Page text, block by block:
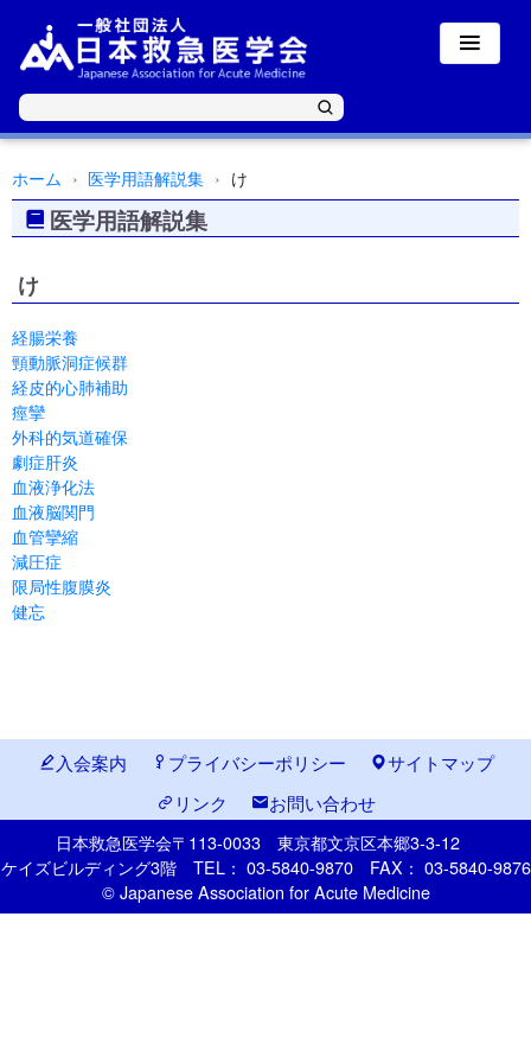
ホーム 医学用語解説集 け
医学用語解説集
け
経腸栄養
頸動脈洞症候群
経皮的心肺補助
痙攣
外科的気道確保
劇症肝炎
血液浄化法
血液脳関門
血管攣縮
減圧症
限局性腹膜炎
健忘
入会案内 プライバシーポリシー
サイトマップ
リンク
お問い合わせ
日本救急医学会〒113-0033 東京都文京区本郷3-3-12
ケイズビルディング3階 TEL： 03-5840-9870 FAX： 03-5840-9876
© Japanese Association for Acute Medicine